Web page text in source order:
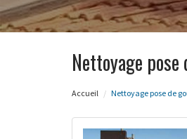
Nettoyage
Accueil Nettoyage pose de